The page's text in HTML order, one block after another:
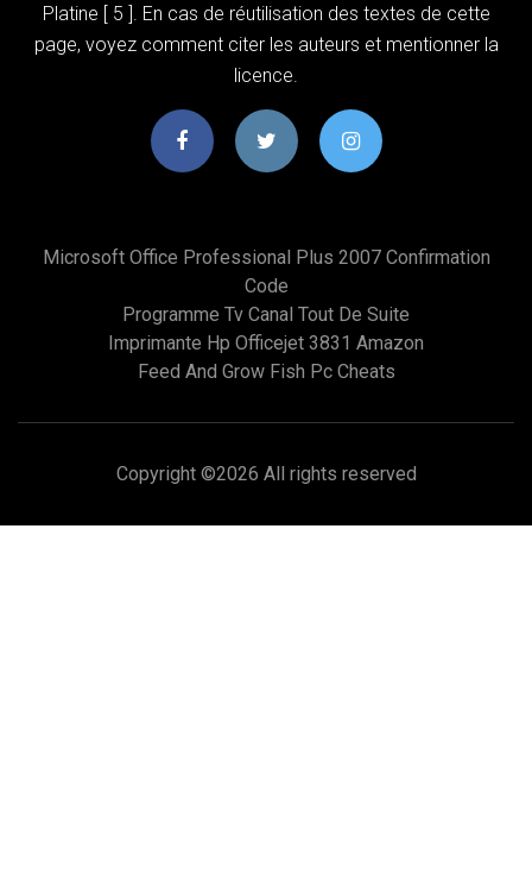
Platine [ 5 ]. En cas de réutilisation des textes de cette
page, voyez comment citer les auteurs et mentionner la
licence.
Microsoft Office Professional Plus 2007 Confirmation
Code
Programme Tv Canal Tout De Suite
Imprimante Hp Officejet 3831 Amazon
Feed And Grow Fish Pc Cheats
Copyright ©2026 All rights reserved